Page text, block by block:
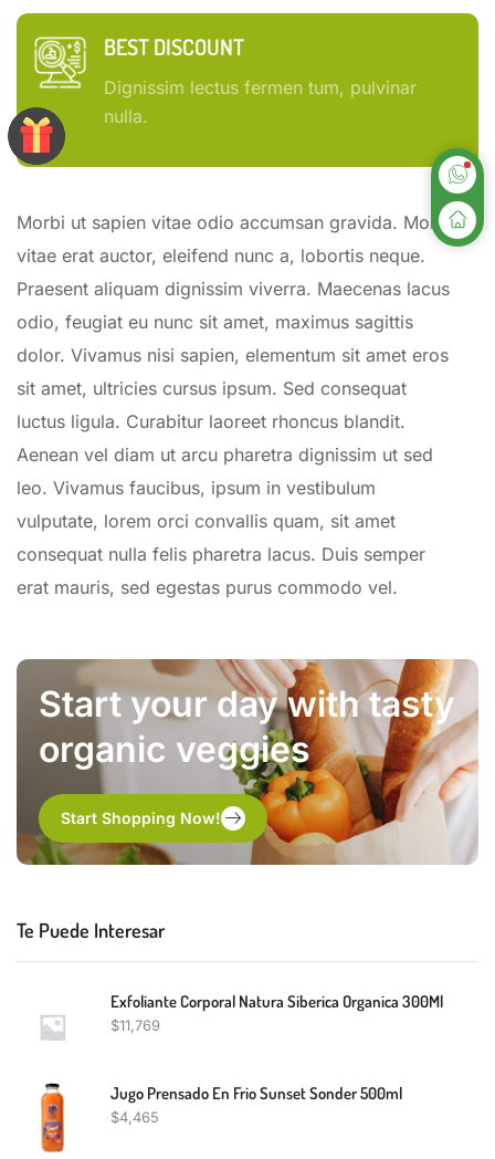
BEST DISCOUNT
Dignissim lectus fermen tum, pulvinar
nulla.
Morbi ut sapien vitae odio accumsan gravida. Morbi
vitae erat auctor, eleifend nunc a, lobortis neque.
Praesent aliquam dignissim viverra. Maecenas lacus
odio, feugiat eu nunc sit amet, maximus sagittis
dolor. Vivamus nisi sapien, elementum sit amet eros
sit amet, ultricies cursus ipsum. Sed consequat
luctus ligula. Curabitur laoreet rhoncus blandit.
Aenean vel diam ut arcu pharetra dignissim ut sed
leo. Vivamus faucibus, ipsum in vestibulum
vulputate, lorem orci convallis quam, sit amet
consequat nulla felis pharetra lacus. Duis semper
erat mauris, sed egestas purus commodo vel.
Start your day with tasty
organic veggies
Start Shopping Now!
Te Puede Interesar
Exfoliante Corporal Natura Siberica Organica 300Ml
$11,769
Jugo Prensado En Frio Sunset Sonder 500ml
$4,465